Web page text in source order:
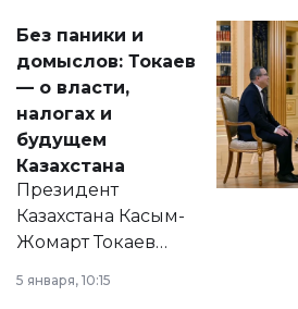
Без паники и
домыслов: Токаев
— о власти,
налогах и
будущем
Казахстана
Президент
Казахстана Касым-
Жомарт Токаев
сразу несколько
5 января, 10:15